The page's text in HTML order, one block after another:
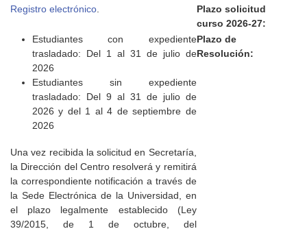
Registro electrónico
Plazo solicitud
curso 2026-27:
Estudiantes con expediente
trasladado: Del 1 al 31 de julio de
2026
Estudiantes sin expediente
trasladado: Del 9 al 31 de julio de
2026 y del 1 al 4 de septiembre de
2026
Plazo de
Resolución:
Una vez recibida la solicitud en Secretaría,
la Dirección del Centro resolverá y remitirá
la correspondiente notificación a través de
la Sede Electrónica de la Universidad, en
el plazo legalmente establecido (Ley
39/2015, de 1 de octubre, del